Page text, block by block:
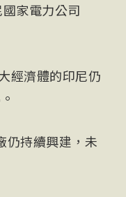
家電力公司
經濟體的印尼仍
仍持續興建，未